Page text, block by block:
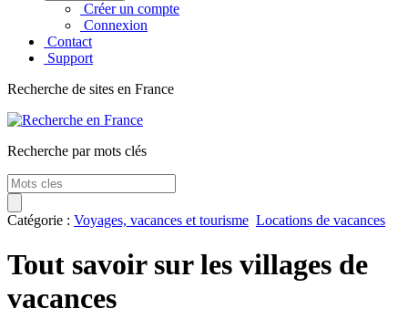
Créer un compte
Connexion
Contact
Support
Recherche de sites en France
Recherche par mots clés
Catégorie : Voyages, vacances et tourisme Locations de vacances
Tout savoir sur les villages de
vacances